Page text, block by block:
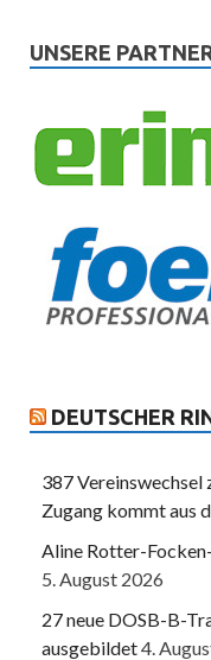
UNSERE
DEUTSCHER
387 Vereinswechsel
Zugang kommt aus
Aline Rotter-
5. August 2026
27 neue DOSB-B-
ausgebildet4.